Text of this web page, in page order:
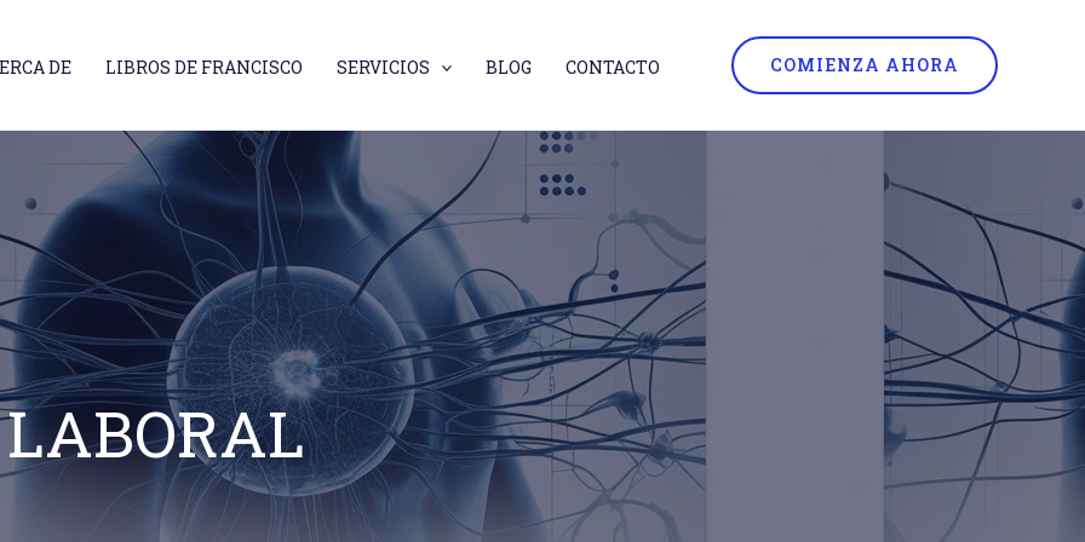
DE LIBROS DE FRANCISCO SERVICIOS BLOG CONTACTO COMIENZA AHORA